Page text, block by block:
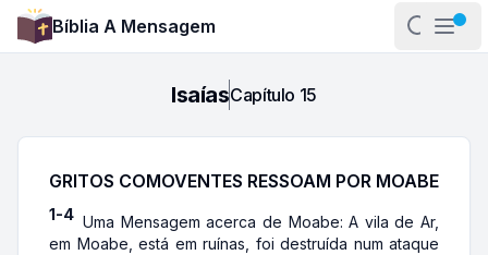
Bíblia A Mensagem
Abrir
IsaíasCapítulo 15
GRITOS COMOVENTES RESSOAM POR MOABE
1-4 Uma Mensagem acerca de Moabe: A vila de Ar,
em Moabe, está em ruínas, foi destruída num ataque